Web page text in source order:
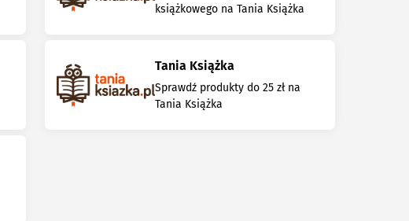
książkowego na Tania Książka
Tania Książka
Sprawdź produkty do 25 zł na
Tania Książka